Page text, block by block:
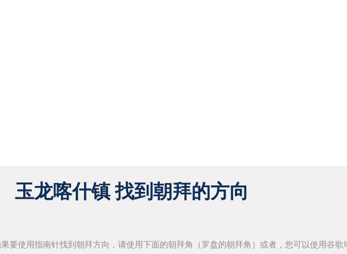
玉龙喀什镇 找到朝拜的方向
要使用指南针找到朝拜方向，请使用下面的朝拜角（罗盘的朝拜角）或者，您可以使用谷歌